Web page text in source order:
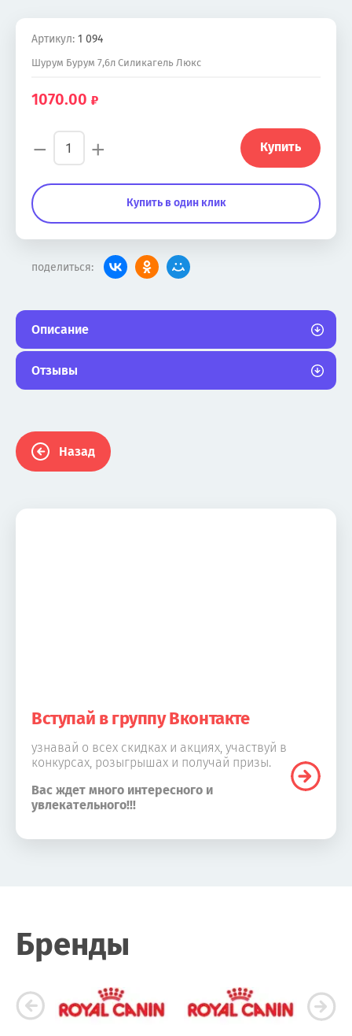
Артикул: 1 094
Шурум Бурум 7,6л Силикагель Люкс
1070.00
− + Купить
Купить в один клик
поделиться:
Описание
Отзывы
Назад
Вступай в группу Вконтакте
узнавай о всех скидках и акциях, участвуй в
конкурсах, розыгрышах и получай призы.
Вас ждет много интересного и
увлекательного!!!
Бренды